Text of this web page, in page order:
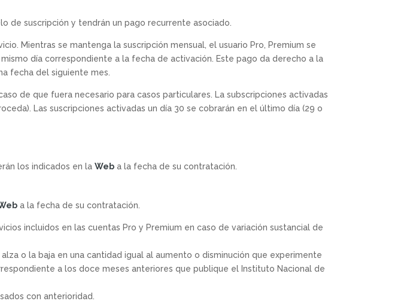
de suscripción y tendrán un pago recurrente asociado.
Mientras se mantenga la suscripción mensual, el usuario Pro, Premium se
día correspondiente a la fecha de activación. Este pago da derecho a la
fecha del siguiente mes.
de que fuera necesario para casos particulares. La subscripciones activadas
Las suscripciones activadas un día 30 se cobrarán en el último día (29 o
los indicados en laWeb a la fecha de su contratación.
a la fecha de su contratación.
incluidos en las cuentas Pro y Premium en caso de variación sustancial de
o la baja en una cantidad igual al aumento o disminución que experimente
a los doce meses anteriores que publique el Instituto Nacional de
con anterioridad.